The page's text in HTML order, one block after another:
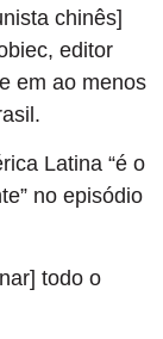
chinês]
editor
em ao menos
Latina “é o
no episódio
todo o